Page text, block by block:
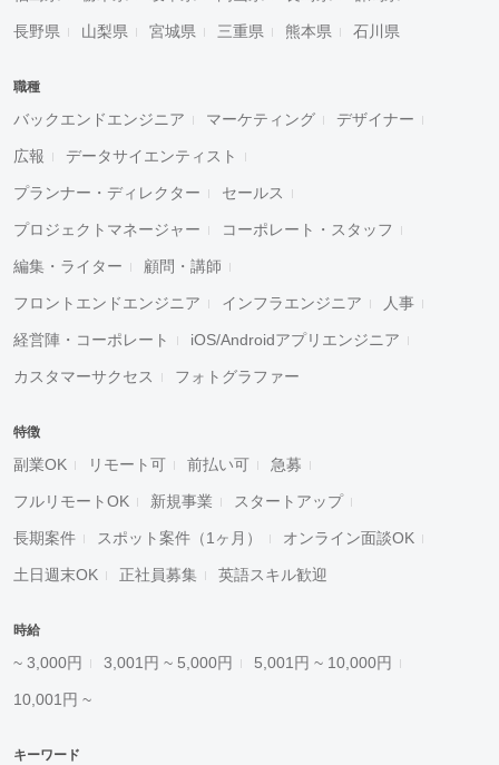
長野県 山梨県 宮城県 三重県 熊本県 石川県
職種
バックエンドエンジニア マーケティング デザイナー
広報 データサイエンティスト
プランナー・ディレクター セールス
プロジェクトマネージャー コーポレート・スタッフ
編集・ライター 顧問・講師
フロントエンドエンジニア インフラエンジニア 人事
経営陣・コーポレート iOS/Androidアプリエンジニア
カスタマーサクセス フォトグラファー
特徴
副業OK リモート可 前払い可 急募
フルリモートOK 新規事業 スタートアップ
長期案件 スポット案件（1ヶ月） オンライン面談OK
土日週末OK 正社員募集 英語スキル歓迎
時給
~ 3,000円 3,001円 ~ 5,000円 5,001円 ~ 10,000円
10,001円 ~
キーワード